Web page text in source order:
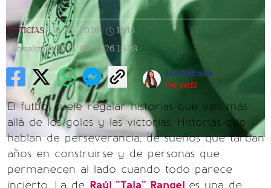
NOTICIAS | 18/06/2026 18:18
Actualizada
18/06/2026 18:28
Luz Balcazar
Ver perfil
El futbol suele regalar historias que van más
allá de los goles y las victorias. Historias que
hablan de perseverancia, de sueños que tardan
años en construirse y de personas que
permanecen al lado cuando todo parece
incierto. La de Raúl "Tala" Rangel es una de